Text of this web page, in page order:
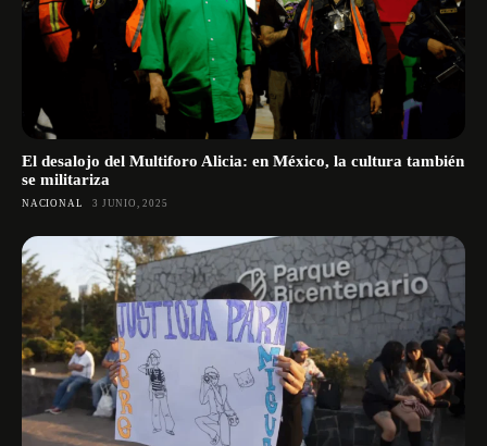
El desalojo del Multiforo Alicia: en México, la cultura también
se militariza
NACIONAL 3 JUNIO, 2025